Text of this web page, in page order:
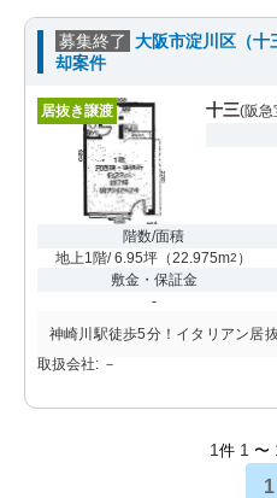
募集終了
大阪市淀川区（十
却案件
居抜き譲渡 十三(阪急
階数/面積
地上1階/ 6.95坪 （22.975m2 ）
敷金・保証金
-
神崎川駅徒歩5分！イタリアン居
取扱会社: －
1 件 1 〜
1